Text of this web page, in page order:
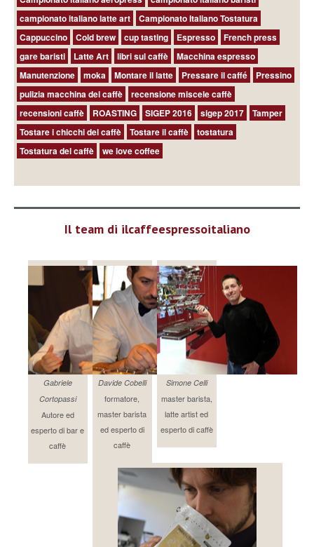
campionato italiano latte art
Campionato Italiano Tostatura
Cappuccino
Cold brew cup tasting Espresso
French press
gare baristi
Latte Art libri sul caffè
Macchina espresso
Manutenzione
moka Montare il latte Pressare il caffé
Pressino
pulizia macchina del caffè
recensione miscele caffè
recensioni caffè
ROASTING SIGEP 2016 sigep 2017
Tamper
Tostare i chicchi del caffè
Tostare il caffè
tostatura
Tostatura del caffè
we love coffee
Il team di ilcaffeespressoitaliano
Gabriele
Cortopassi
Autore ed
esperto di bar e
caffè
Davide Cobelli
formatore,
master barista
ed esperto di
caffè
Simone Celli
master barista,
latte artist ed
esperto di caffè